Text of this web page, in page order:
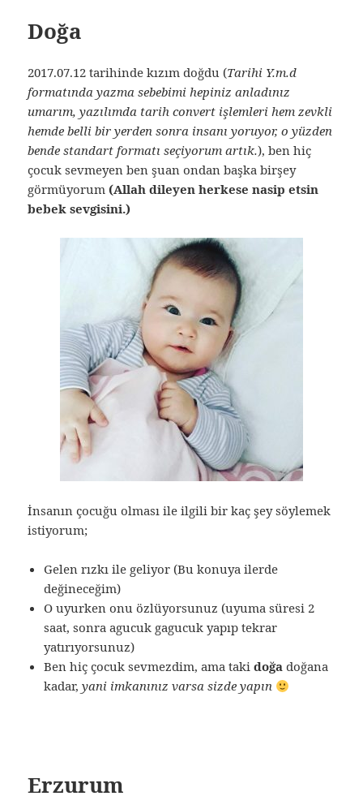
Doğa
2017.07.12 tarihinde kızım doğdu (Tarihi Y.m.d
formatında yazma sebebimi hepiniz anladınız
umarım, yazılımda tarih convert işlemleri hem zevkli
hemde belli bir yerden sonra insanı yoruyor, o yüzden
bende standart formatı seçiyorum artık.), ben hiç
çocuk sevmeyen ben şuan ondan başka birşey
görmüyorum (Allah dileyen herkese nasip etsin
bebek sevgisini.)
İnsanın çocuğu olması ile ilgili bir kaç şey söylemek
istiyorum;
Gelen rızkı ile geliyor (Bu konuya ilerde
değineceğim)
O uyurken onu özlüyorsunuz (uyuma süresi 2
saat, sonra agucuk gagucuk yapıp tekrar
yatırıyorsunuz)
Ben hiç çocuk sevmezdim, ama takidoğa doğana
kadar,yani imkanınız varsa sizde yapın
Erzurum